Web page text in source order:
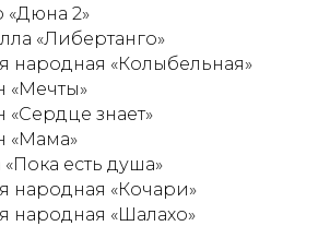
2»
«Либертанго»
народная «Колыбельная»
«Мечты»
«Сердце знает»
«Мама»
есть душа»
народная «Кочари»
народная «Шалахо»